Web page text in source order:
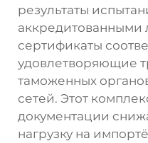
результаты
аккредитованными
сертификаты
удовлетворяющие
таможенных
сетей. Этот
документации
нагрузку на